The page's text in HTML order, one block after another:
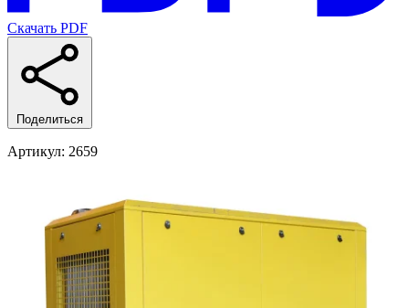
Скачать PDF
Поделиться
Артикул: 2659